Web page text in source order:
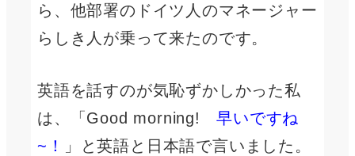
ら、他部署のドイツ人のマネージャー
らしき人が乗って来たのです。
英語を話すのが気恥ずかしかった私
は、「Good morning!早いですね
~！
」と英語と日本語で言いました。